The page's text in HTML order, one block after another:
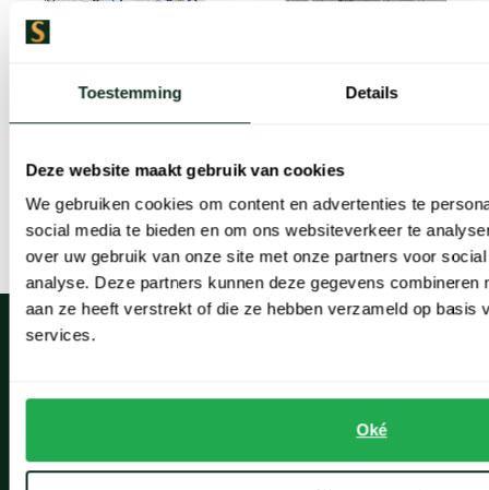
Toestemming Details
Deze website maakt gebruik van cookies
We gebruiken cookies om content en advertenties te
social media te bieden en om ons websiteverkeer te
over uw gebruik van onze site met onze partners voor
analyse. Deze partners kunnen deze gegevens combineren
aan ze heeft verstrekt of die ze hebben verzameld op basis
services.
Oké
Lees meer
Klantenservice